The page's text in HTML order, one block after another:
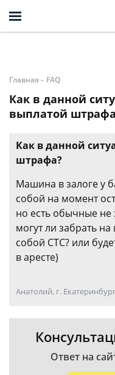
Главная - FAQ
Как в данной
выплатой
Как в данной
штрафа?
Машина в залоге у
собой на момент
но есть обычные не
могут ли забрать на
собой СТС? или
в аресте)
Анатолий, г.
Ответ на